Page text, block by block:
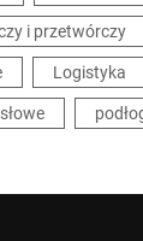
i przetwórczy
Logistyka